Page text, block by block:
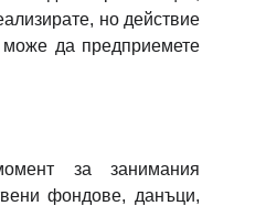
но действие
да предприемете
за занимания
фондове, данъци,